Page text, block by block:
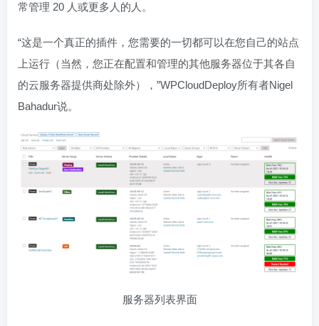
常管理 20 人或更多人的人。
“这是一个真正的插件，您需要的一切都可以在您自己的站点
上运行（当然，您正在配置和管理的其他服务器位于其各自
的云服务器提供商处除外），”WPCloudDeploy所有者Nigel
Bahadur说。
服务器列表界面